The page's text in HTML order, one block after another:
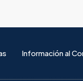
Información al